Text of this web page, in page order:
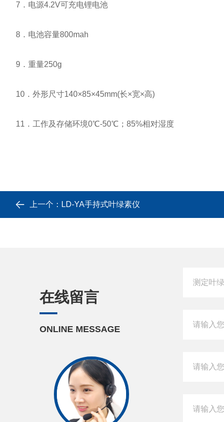
7．电源4.2V可充电锂电池
8．电池容量800mah
9．重量250g
10．外形尺寸140×85×45mm(长×宽×高)
11．工作及存储环境0℃-50℃；85%相对湿度
上一个： LD-YA手持式叶绿素仪
在线留言
ONLINE MESSAGE